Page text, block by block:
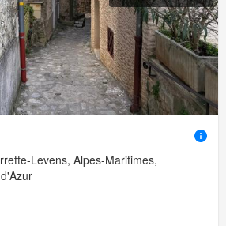
Levens, Alpes-Maritimes,